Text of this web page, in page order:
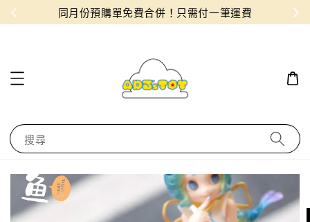
！ 同月份預購單免費合併！只需付一筆運費
搜尋